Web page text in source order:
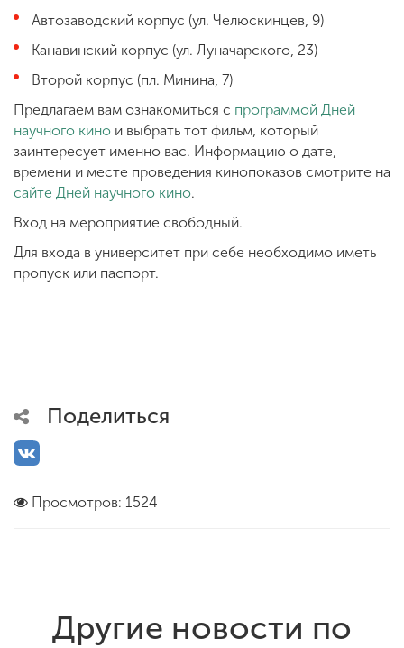
Автозаводский корпус (ул. Челюскинцев, 9)
Канавинский корпус (ул. Луначарского, 23)
Второй корпус (пл. Минина, 7)
Предлагаем вам ознакомиться с программой Дней
научного кино и выбрать тот фильм, который
заинтересует именно вас. Информацию о дате,
времени и месте проведения кинопоказов смотрите на
сайте Дней научного кино.
Вход на мероприятие свободный.
Для входа в университет при себе необходимо иметь
пропуск или паспорт.
Поделиться
Просмотров: 1524
Другие новости по